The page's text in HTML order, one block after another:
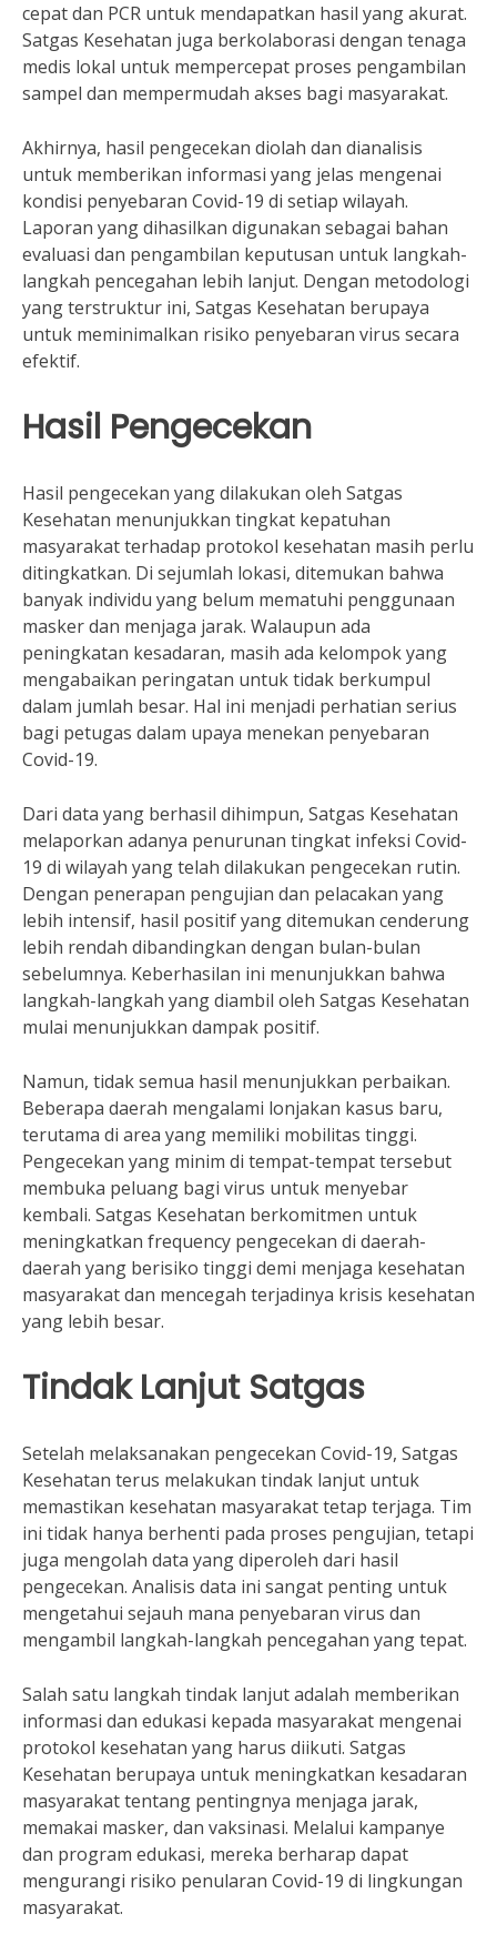
cepat dan PCR untuk mendapatkan hasil yang akurat.
Satgas Kesehatan juga berkolaborasi dengan tenaga
medis lokal untuk mempercepat proses pengambilan
sampel dan mempermudah akses bagi masyarakat.
Akhirnya, hasil pengecekan diolah dan dianalisis
untuk memberikan informasi yang jelas mengenai
kondisi penyebaran Covid-19 di setiap wilayah.
Laporan yang dihasilkan digunakan sebagai bahan
evaluasi dan pengambilan keputusan untuk langkah-
langkah pencegahan lebih lanjut. Dengan metodologi
yang terstruktur ini, Satgas Kesehatan berupaya
untuk meminimalkan risiko penyebaran virus secara
efektif.
Hasil Pengecekan
Hasil pengecekan yang dilakukan oleh Satgas
Kesehatan menunjukkan tingkat kepatuhan
masyarakat terhadap protokol kesehatan masih perlu
ditingkatkan. Di sejumlah lokasi, ditemukan bahwa
banyak individu yang belum mematuhi penggunaan
masker dan menjaga jarak. Walaupun ada
peningkatan kesadaran, masih ada kelompok yang
mengabaikan peringatan untuk tidak berkumpul
dalam jumlah besar. Hal ini menjadi perhatian serius
bagi petugas dalam upaya menekan penyebaran
Covid-19.
Dari data yang berhasil dihimpun, Satgas Kesehatan
melaporkan adanya penurunan tingkat infeksi Covid-
19 di wilayah yang telah dilakukan pengecekan rutin.
Dengan penerapan pengujian dan pelacakan yang
lebih intensif, hasil positif yang ditemukan cenderung
lebih rendah dibandingkan dengan bulan-bulan
sebelumnya. Keberhasilan ini menunjukkan bahwa
langkah-langkah yang diambil oleh Satgas Kesehatan
mulai menunjukkan dampak positif.
Namun, tidak semua hasil menunjukkan perbaikan.
Beberapa daerah mengalami lonjakan kasus baru,
terutama di area yang memiliki mobilitas tinggi.
Pengecekan yang minim di tempat-tempat tersebut
membuka peluang bagi virus untuk menyebar
kembali. Satgas Kesehatan berkomitmen untuk
meningkatkan frequency pengecekan di daerah-
daerah yang berisiko tinggi demi menjaga kesehatan
masyarakat dan mencegah terjadinya krisis kesehatan
yang lebih besar.
Tindak Lanjut Satgas
Setelah melaksanakan pengecekan Covid-19, Satgas
Kesehatan terus melakukan tindak lanjut untuk
memastikan kesehatan masyarakat tetap terjaga. Tim
ini tidak hanya berhenti pada proses pengujian, tetapi
juga mengolah data yang diperoleh dari hasil
pengecekan. Analisis data ini sangat penting untuk
mengetahui sejauh mana penyebaran virus dan
mengambil langkah-langkah pencegahan yang tepat.
Salah satu langkah tindak lanjut adalah memberikan
informasi dan edukasi kepada masyarakat mengenai
protokol kesehatan yang harus diikuti. Satgas
Kesehatan berupaya untuk meningkatkan kesadaran
masyarakat tentang pentingnya menjaga jarak,
memakai masker, dan vaksinasi. Melalui kampanye
dan program edukasi, mereka berharap dapat
mengurangi risiko penularan Covid-19 di lingkungan
masyarakat.